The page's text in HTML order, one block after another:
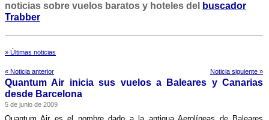
noticias sobre vuelos baratos y hoteles del
buscador
Trabber
» Últimas noticias
« Noticia anterior Noticia siguiente »
Quantum Air inicia sus vuelos a Baleares y Canarias
desde Barcelona
5 de junio de 2009